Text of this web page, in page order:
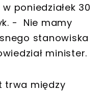
poniedziałek 30
- Nie mamy
stanowiska
minister.
trwa między